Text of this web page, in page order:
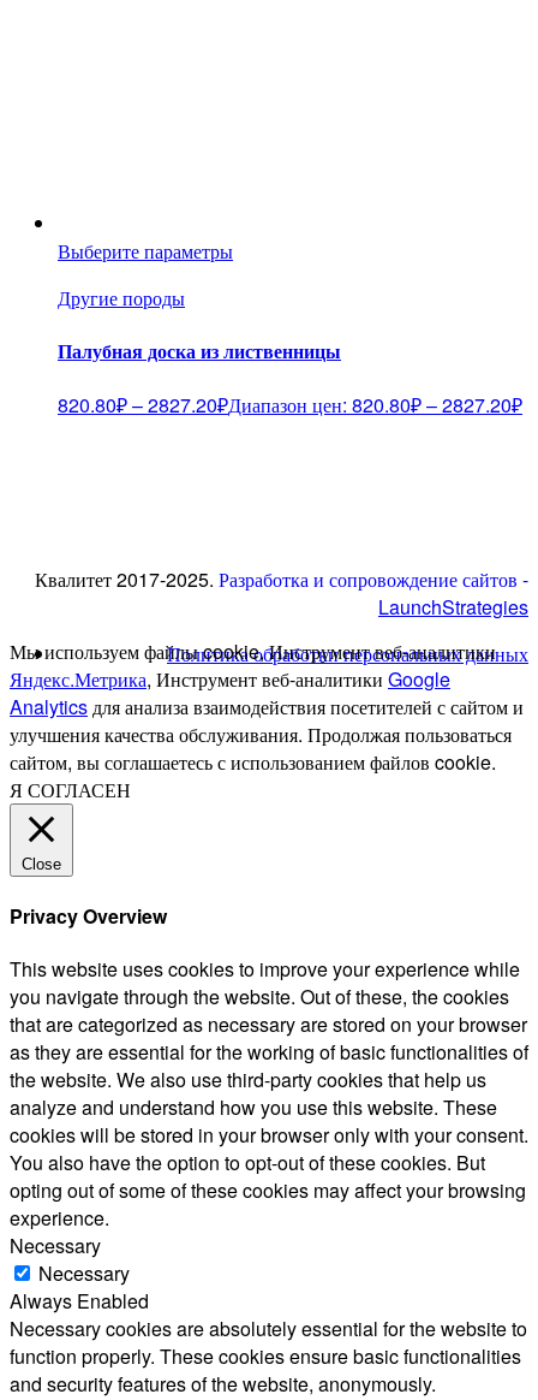
Выберите параметры
Другие породы
Палубная доска из лиственницы
820.80₽–2827.20₽Диапазон цен: 820.80₽ – 2827.20₽
Квалитет 2017-2025. Разработка и сопровождение сайтов -
LaunchStrategies
Политика обработки персональных данных
Мы используем файлы cookie, Инструмент веб-аналитики
Яндекс.Метрика, Инструмент веб-аналитики Google
Analytics для анализа взаимодействия посетителей с сайтом и
улучшения качества обслуживания. Продолжая пользоваться
сайтом, вы соглашаетесь с использованием файлов cookie.
Я СОГЛАСЕН
Close
Privacy Overview
This website uses cookies to improve your experience while
you navigate through the website. Out of these, the cookies
that are categorized as necessary are stored on your browser
as they are essential for the working of basic functionalities of
the website. We also use third-party cookies that help us
analyze and understand how you use this website. These
cookies will be stored in your browser only with your consent.
You also have the option to opt-out of these cookies. But
opting out of some of these cookies may affect your browsing
experience.
Necessary
Necessary
Always Enabled
Necessary cookies are absolutely essential for the website to
function properly. These cookies ensure basic functionalities
and security features of the website, anonymously.